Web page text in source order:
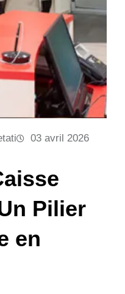
03 avril 2026
Pilier
en